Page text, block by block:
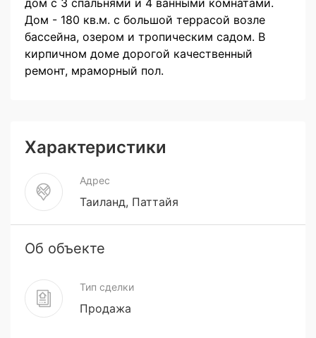
Дом - 180 кв.м. с большой террасой возле
бассейна, озером и тропическим садом. В
кирпичном доме дорогой качественный
ремонт, мраморный пол.
Характеристики
Адрес
Таиланд, Паттайя
Об объекте
Тип сделки
Продажа